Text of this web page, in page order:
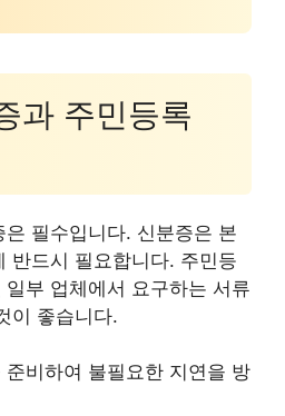
과 주민등록
필수입니다. 신분증은 본
반드시 필요합니다. 주민등
부 업체에서 요구하는 서류
이 좋습니다.
비하여 불필요한 지연을 방